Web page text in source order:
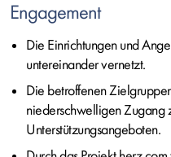
Engagement
Die Einrichtungen und
untereinander vernetzt.
Die betroffenen
niederschwelligen Zugang
Unterstützungsangeboten.